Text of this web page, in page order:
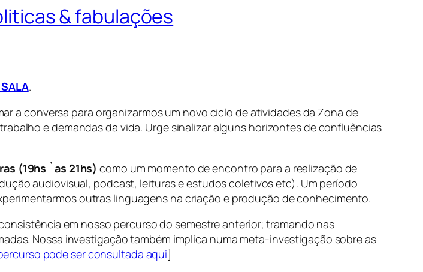
& fabulações
.
a conversa para organizarmos um novo ciclo de atividades da Zona de
e demandas da vida. Urge sinalizar alguns horizontes de confluências
(19hs `as 21hs) como um momento de encontro para a realização de
audiovisual, podcast, leituras e estudos coletivos etc). Um período
outras linguagens na criação e produção de conhecimento.
em nosso percurso do semestre anterior; tramando nas
Nossa investigação também implica numa meta-investigação sobre as
pode ser consultada aqui]